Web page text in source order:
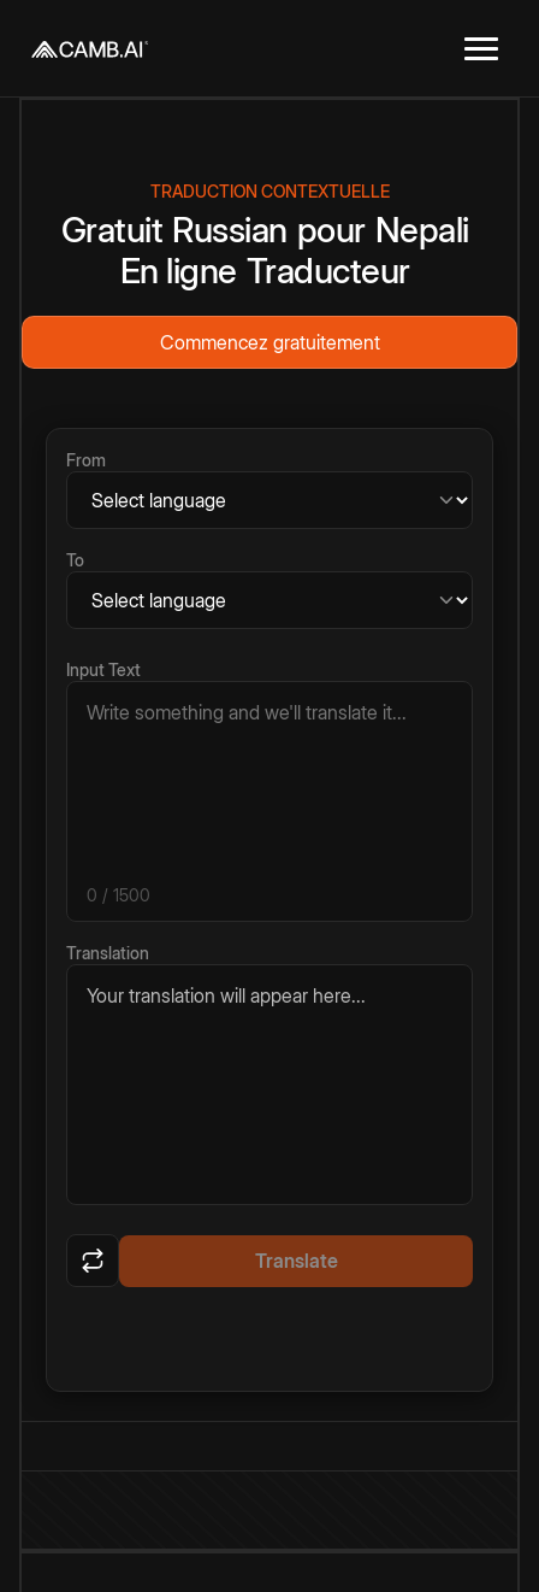
TRADUCTION CONTEXTUELLE
Gratuit Russian pour Nepali
En ligne Traducteur
Commencez gratuitement
From
To
Input Text
0 / 1500
Translation
Your translation will appear here...
Translate